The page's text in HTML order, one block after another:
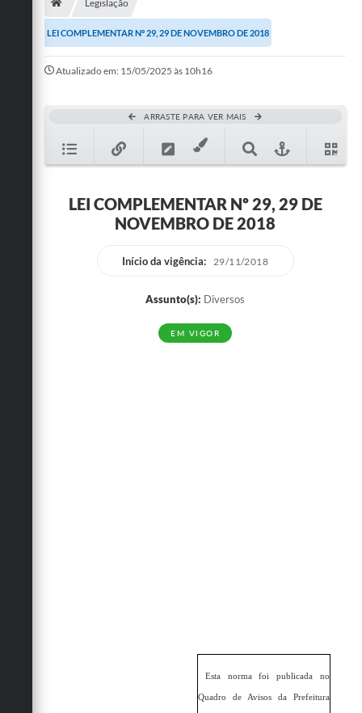
Publicações
A Prefeitura
Ouvidoria
Legislação
Legislação
LEI COMPLEMENTAR Nº 29, 29 DE NOVEMBRO DE 2018
Atualizado em: 15/05/2025 às 10h16
ARRASTE PARA VER MAIS
LEI COMPLEMENTAR Nº 29, 29 DE
NOVEMBRO DE 2018
Início da vigência: 29/11/2018
Assunto(s): Diversos
EM VIGOR
Esta norma foi publicada no
Quadro de Avisos da Prefeitura